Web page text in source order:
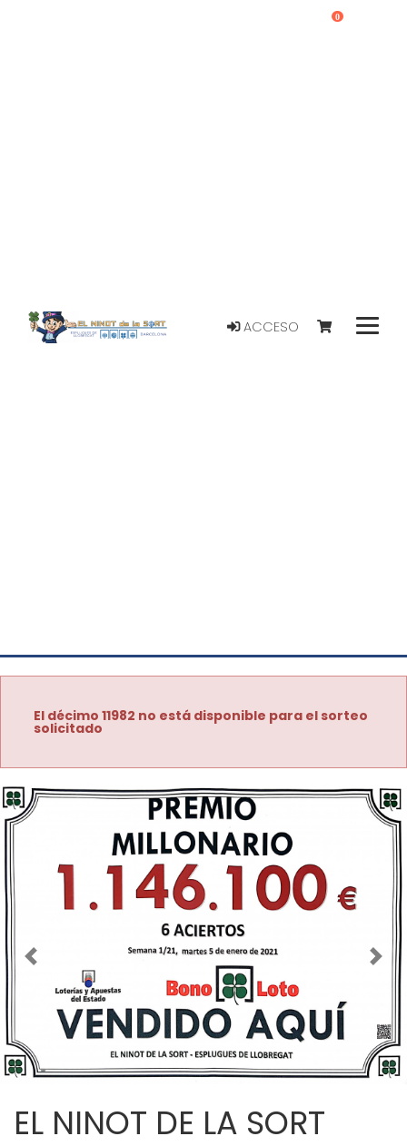
ACCESO
0
El décimo 11982 no está disponible para el sorteo
solicitado
Imagen anterior
EL NINOT DE LA SORT